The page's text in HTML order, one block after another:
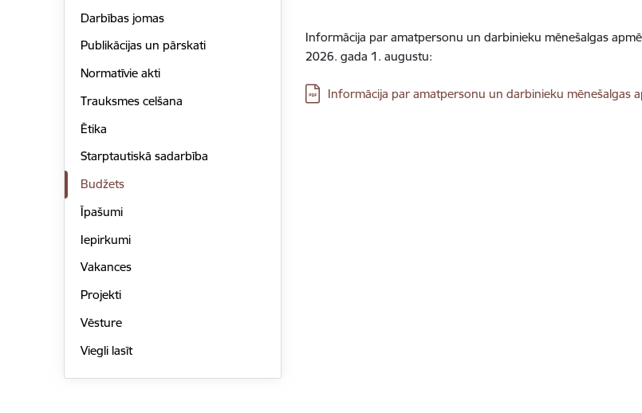
Darbības jomas
Publikācijas un pārskati
Normatīvie akti
Trauksmes celšana
Ētika
Starptautiskā sadarbība
Budžets
Īpašumi
Iepirkumi
Vakances
Projekti
Vēsture
Viegli lasīt
Informācija par amatpersonu un darbinieku mēnešalgas
2026. gada 1. augustu:
Lejupielādēt:
Informācija par amatpersonu un darbinieku mēnešalgas